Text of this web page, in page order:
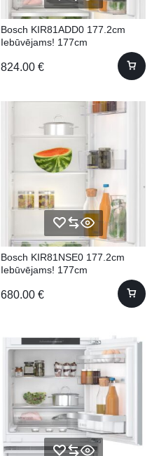
Bosch KIR81ADD0 177.2cm
Iebūvējams! 177cm
824.00 €
Bosch KIR81NSE0 177.2cm
Iebūvējams! 177cm
680.00 €